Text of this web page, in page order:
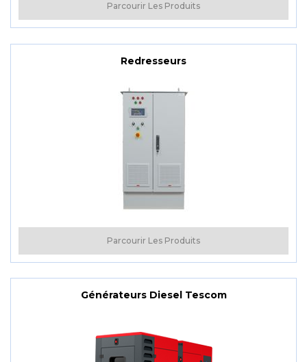
Parcourir Les Produits
Redresseurs
Parcourir Les Produits
Générateurs Diesel Tescom